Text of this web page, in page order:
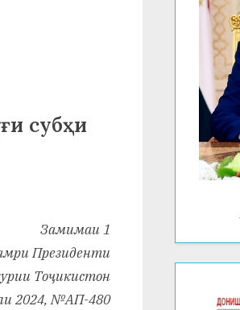
субҳи
Замимаи 1
Президенти
Тоҷикистон
2024, №АП-480